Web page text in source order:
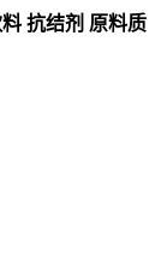
抗结剂 原料质